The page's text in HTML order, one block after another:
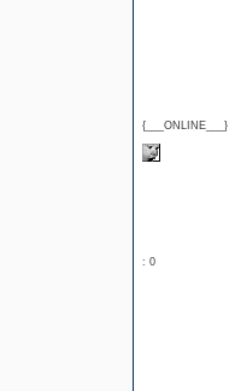
{___ONLINE___}
: 0